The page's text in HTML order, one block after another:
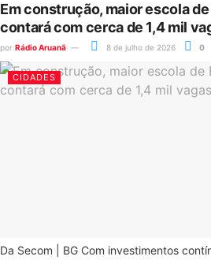
Em construção, maior escola
contará com cerca de 1,4 mil
por Rádio Aruanã 8 de julho de 2026 0
CIDADES
Da Secom | BG Com investimentos